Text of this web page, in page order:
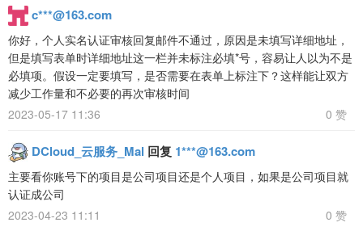
c***@163.com
你好，个人实名认证审核回复邮件不通过，原因是未填写详细地址，
但是填写表单时详细地址这一栏并未标注必填*号，容易让人以为不是
必填项。假设一定要填写，是否需要在表单上标注下？这样能让双方
减少工作量和不必要的再次审核时间
2023-05-17 11:36
0 赞
DCloud_云服务_Mal 回复 1***@163.com
主要看你账号下的项目是公司项目还是个人项目，如果是公司项目就
认证成公司
2023-04-23 11:11
0 赞